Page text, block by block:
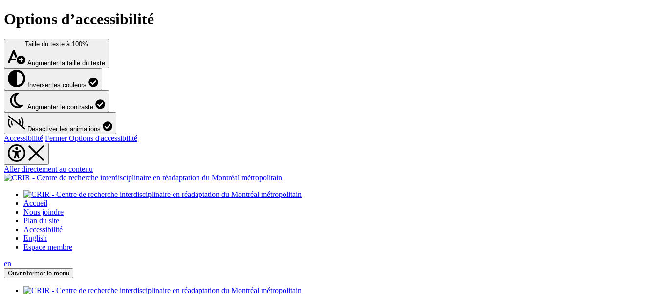
Options d’accessibilité
Taille du texte à 100%
Augmenter la taille du texte
Inverser les couleurs
Augmenter le contraste
Désactiver les animations
Accessibilité Fermer Options d'accessibilité
Aller directement au contenu
Accueil
Nous joindre
Plan du site
Accessibilité
English
Espace membre
en
Ouvrir/fermer le menu